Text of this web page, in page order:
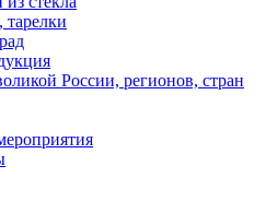
России, регионов, стран